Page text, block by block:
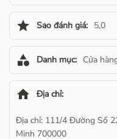
star Sao đánh giá: 5,0
category Danh mục: Cửa
home Địa chỉ:
Địa chỉ: 111/4 Đường Số
Minh 700000